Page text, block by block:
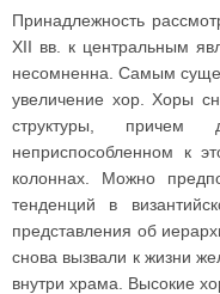
Принадлежность
XII вв. к центральным
несомненна. Самым
увеличение хор. Хоры
структуры, причем
неприспособленном к
колоннах. Можно
тенденций в
представления об
снова вызвали к жизни
внутри храма. Высокие